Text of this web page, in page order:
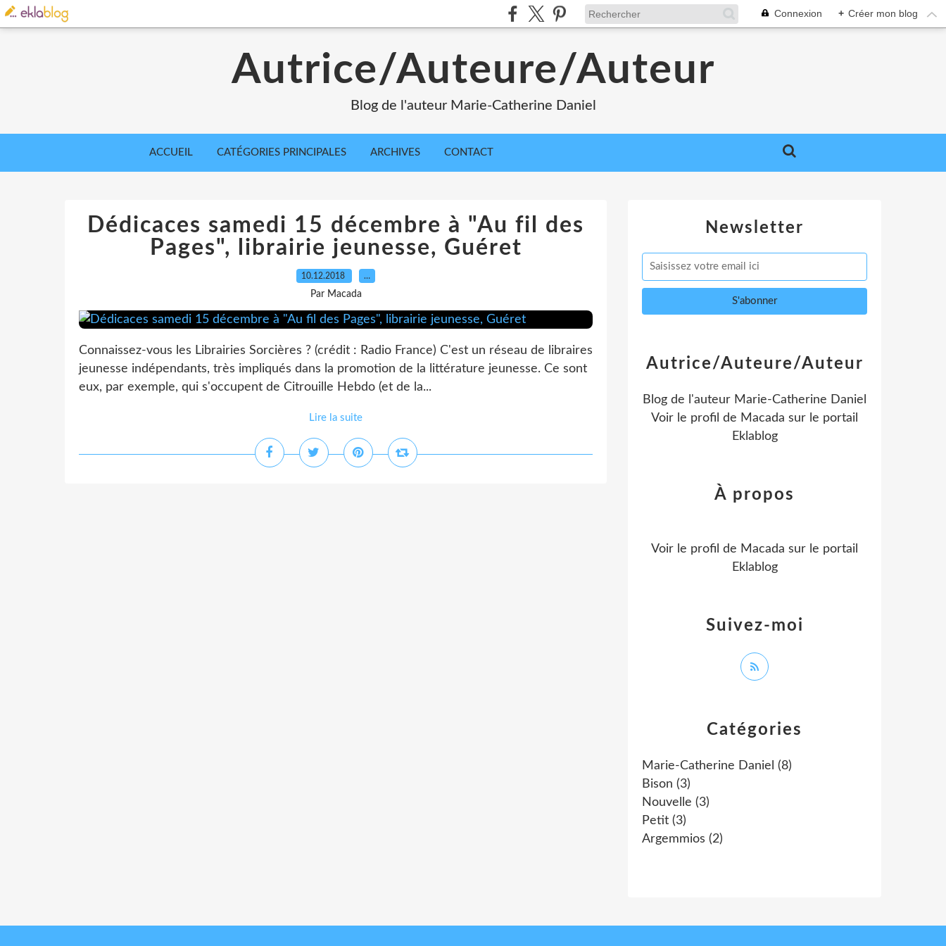
Connexion + Créer mon blog
Autrice/Auteure/Auteur
Blog de l'auteur Marie-Catherine Daniel
ACCUEIL CATÉGORIES PRINCIPALES ARCHIVES CONTACT
Dédicaces samedi 15 décembre à "Au fil des
Pages", librairie jeunesse, Guéret
10.12.2018 …
Par Macada
Connaissez-vous les Librairies Sorcières ? (crédit : Radio France) C'est un réseau de libraires
jeunesse indépendants, très impliqués dans la promotion de la littérature jeunesse. Ce sont
eux, par exemple, qui s'occupent de Citrouille Hebdo (et de la...
Lire la suite
Newsletter
Catégories
Marie-Catherine Daniel (8)
Bison (3)
Nouvelle (3)
Petit (3)
Argemmios (2)
Autrice/Auteure/Auteur
Blog de l'auteur Marie-Catherine Daniel
Voir le profil de Macada sur le portail
Eklablog
Suivez-moi
À propos
Voir le profil de Macada sur le portail
Eklablog